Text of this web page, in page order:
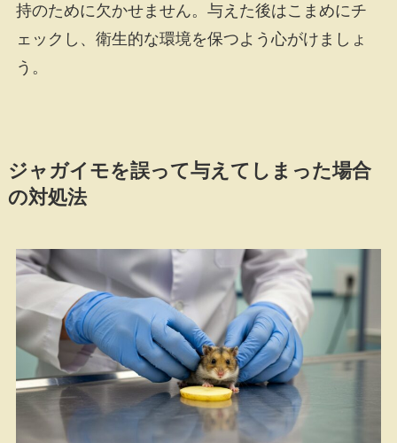
持のために欠かせません。与えた後はこまめにチ
ェックし、衛生的な環境を保つよう心がけましょ
う。
ジャガイモを誤って与えてしまった場合
の対処法